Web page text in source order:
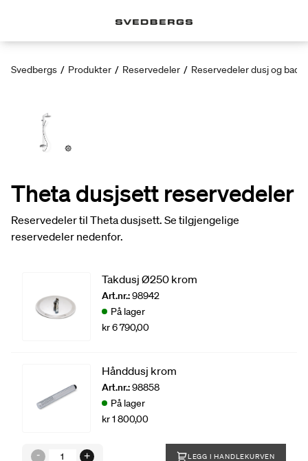
Svedbergs / Produkter / Reservedeler / Reservedeler dusj og
Theta dusjsett reservedeler
Reservedeler til Theta dusjsett. Se tilgjengelige
reservedeler nedenfor.
Takdusj Ø250 krom
Art.nr.:98942
På lager
kr 6 790,00
Hånddusj krom
Art.nr.:98858
På lager
kr 1 800,00
LEGG I HANDLEKURVEN